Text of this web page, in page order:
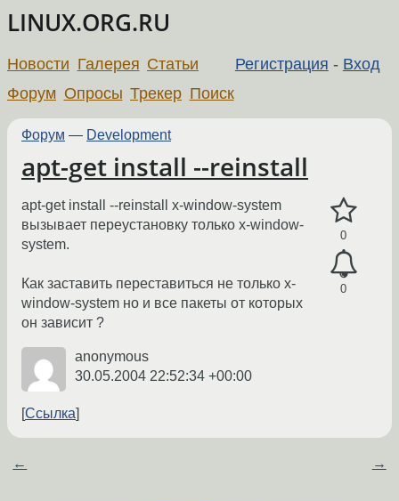
LINUX.ORG.RU
Регистрация - Вход
Новости Галерея Статьи
Форум Опросы Трекер Поиск
Форум — Development
apt-get install --reinstall
0
0
apt-get install --reinstall x-window-system
вызывает переустановку только x-window-
system.
Как заставить переставиться не только x-
window-system но и все пакеты от которых
он зависит ?
anonymous
30.05.2004 22:52:34 +00:00
Ссылка
← →